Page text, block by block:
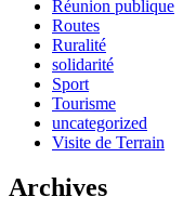
Réunion publique
Routes
Ruralité
solidarité
Sport
Tourisme
uncategorized
Visite de Terrain
Archives